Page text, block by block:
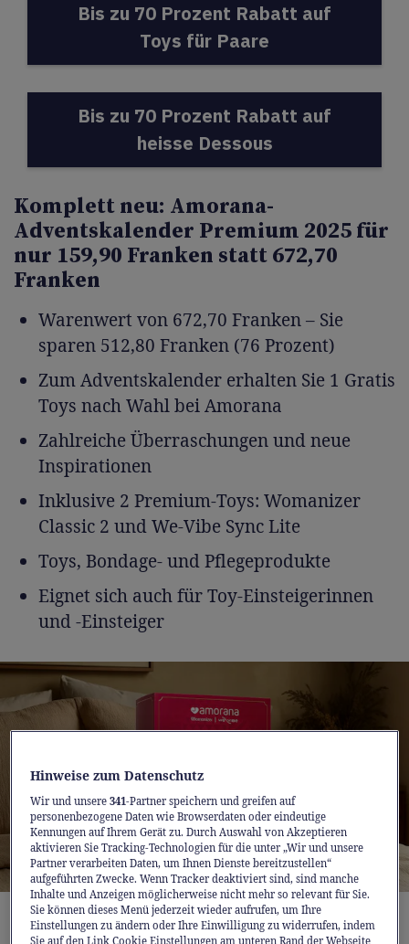
Bis zu 70 Prozent Rabatt auf
Toys für Paare
Bis zu 70 Prozent Rabatt auf
heisse Dessous
Komplett neu: Amorana-
Adventskalender Premium 2025 für
nur 159,90 Franken statt 672,70
Franken
Warenwert von 672,70 Franken – Sie
sparen 512,80 Franken (76 Prozent)
Zum Adventskalender erhalten Sie 1 Gratis
Toys nach Wahl bei Amorana
Zahlreiche Überraschungen und neue
Inspirationen
Inklusive 2 Premium-Toys: Womanizer
Classic 2 und We-Vibe Sync Lite
Toys, Bondage- und Pflegeprodukte
Eignet sich auch für Toy-Einsteigerinnen
und -Einsteiger
Hinweise zum Datenschutz
Wir und unsere341-Partner speichern und greifen auf
personenbezogene Daten wie Browserdaten oder eindeutige
Kennungen auf Ihrem Gerät zu. Durch Auswahl von Akzeptieren
aktivieren Sie Tracking-Technologien für die unter „Wir und unsere
Partner verarbeiten Daten, um Ihnen Dienste bereitzustellen“
aufgeführten Zwecke. Wenn Tracker deaktiviert sind, sind manche
Inhalte und Anzeigen möglicherweise nicht mehr so relevant für Sie.
Sie können dieses Menü jederzeit wieder aufrufen, um Ihre
Einstellungen zu ändern oder Ihre Einwilligung zu widerrufen, indem
Sie auf den Link Cookie Einstellungen am unteren Rand der Webseite